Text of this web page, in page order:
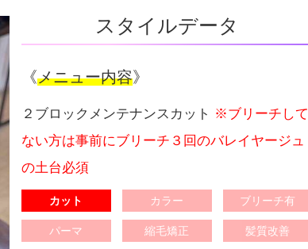
スタイルデータ
《メニュー内容》
２ブロックメンテナンスカット ※ブリーチして
ない方は事前にブリーチ３回のバレイヤージュ
の土台必須
カット カラー ブリーチ有
パーマ 縮毛矯正 髪質改善